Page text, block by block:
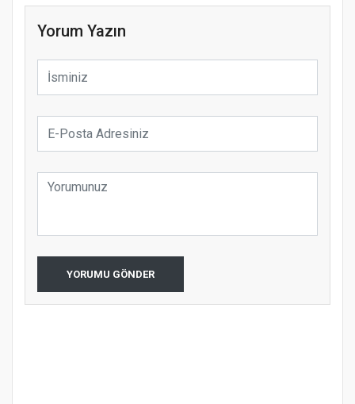
Yorum Yazın
YORUMU GÖNDER